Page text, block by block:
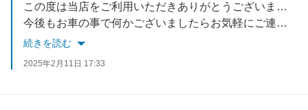
この度は当店をご利用いただきありがとうございます。
今後もお車の事で何かございましたらお気軽にご連絡下さいませ。
続きを読む
2025年2月11日 17:33